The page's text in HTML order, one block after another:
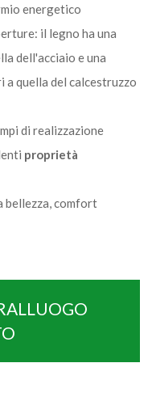
energetico
il legno ha una
dell'acciaio e una
a quella del calcestruzzo
di realizzazione
proprietà
bellezza, comfort